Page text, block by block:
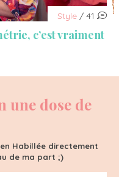
Style / 41
c’est vraiment
une dose de
Habillée directement
de ma part ;)